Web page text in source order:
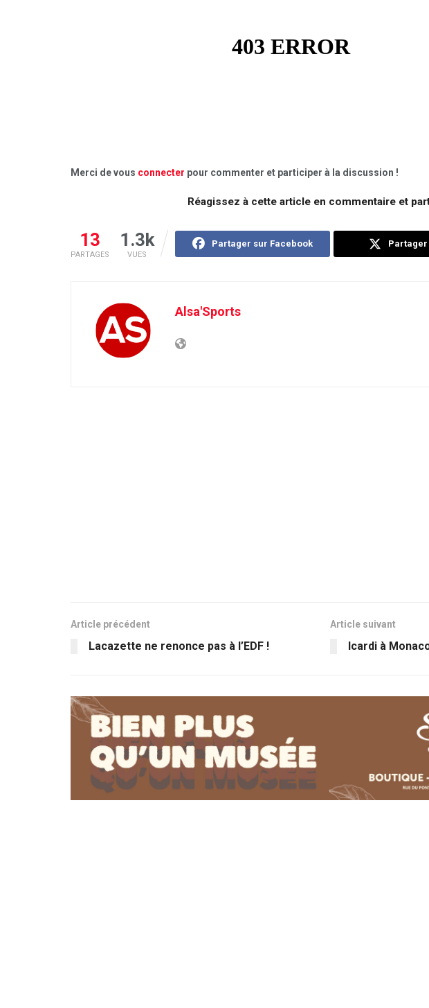
Merci de vous connecter pour commenter et participer à la discussion !
Réagissez à cette article en commentaire et
13
PARTAGES
1.3k
VUES
Partager sur Facebook Partager
Alsa'Sports
Article précédent
Lacazette ne renonce pas à l’EDF !
Article suivant
Icardi à